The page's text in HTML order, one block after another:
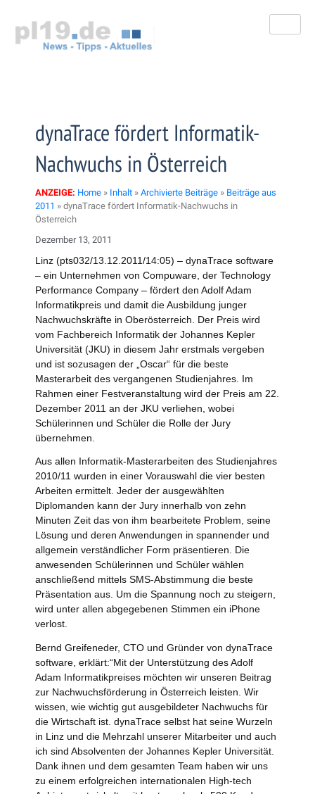
springen
dynaTrace fördert Informatik-
Nachwuchs in Österreich
ANZEIGE: Home » Inhalt » Archivierte Beiträge » Beiträge aus
2011 » dynaTrace fördert Informatik-Nachwuchs in
Österreich
Dezember 13, 2011
Linz (pts032/13.12.2011/14:05) – dynaTrace software
– ein Unternehmen von Compuware, der Technology
Performance Company – fördert den Adolf Adam
Informatikpreis und damit die Ausbildung junger
Nachwuchskräfte in Oberösterreich. Der Preis wird
vom Fachbereich Informatik der Johannes Kepler
Universität (JKU) in diesem Jahr erstmals vergeben
und ist sozusagen der „Oscar“ für die beste
Masterarbeit des vergangenen Studienjahres. Im
Rahmen einer Festveranstaltung wird der Preis am 22.
Dezember 2011 an der JKU verliehen, wobei
Schülerinnen und Schüler die Rolle der Jury
übernehmen.
Aus allen Informatik-Masterarbeiten des Studienjahres
2010/11 wurden in einer Vorauswahl die vier besten
Arbeiten ermittelt. Jeder der ausgewählten
Diplomanden kann der Jury innerhalb von zehn
Minuten Zeit das von ihm bearbeitete Problem, seine
Lösung und deren Anwendungen in spannender und
allgemein verständlicher Form präsentieren. Die
anwesenden Schülerinnen und Schüler wählen
anschließend mittels SMS-Abstimmung die beste
Präsentation aus. Um die Spannung noch zu steigern,
wird unter allen abgegebenen Stimmen ein iPhone
verlost.
Bernd Greifeneder, CTO und Gründer von dynaTrace
software, erklärt:“Mit der Unterstützung des Adolf
Adam Informatikpreises möchten wir unseren Beitrag
zur Nachwuchsförderung in Österreich leisten. Wir
wissen, wie wichtig gut ausgebildeter Nachwuchs für
die Wirtschaft ist. dynaTrace selbst hat seine Wurzeln
in Linz und die Mehrzahl unserer Mitarbeiter und auch
ich sind Absolventen der Johannes Kepler Universität.
Dank ihnen und dem gesamten Team haben wir uns
zu einem erfolgreichen internationalen High-tech